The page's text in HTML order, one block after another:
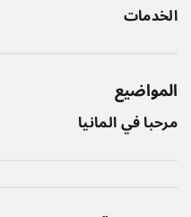
الخدمات
المواضيع
مرحبا في المانيا